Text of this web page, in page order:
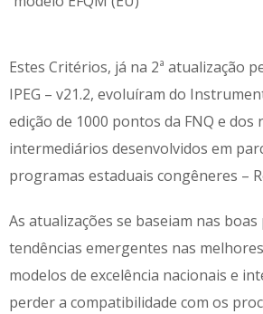
Estes Critérios, já na 2ª atualização
IPEG – v21.2, evoluíram do
edição de 1000 pontos da FNQ e dos
intermediários desenvolvidos em
programas estaduais congêneres –
As atualizações se baseiam nas
tendências emergentes nas
modelos de excelência nacionais e
perder a compatibilidade com os